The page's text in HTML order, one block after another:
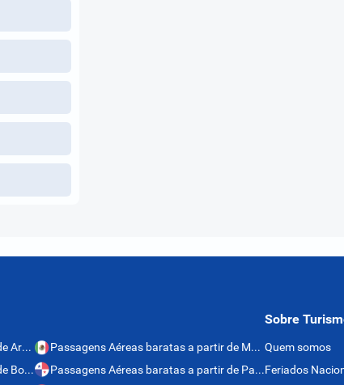
Passagens Aéreas baratas a partir de Argentina
Passagens Aéreas baratas a partir de Bolívia
Passagens Aéreas baratas a partir de México
Passagens Aéreas baratas a partir de Panamá
Sobre
Quem somos
Feriados